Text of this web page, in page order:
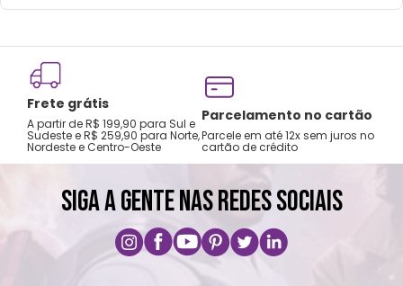
mochilas.
neutro.
Não recomendado colocar no freezer.
Não vai ao micro-ondas.
Não utilizar produtos químicos e abrasivos.
Frete grátis
A partir de R$ 199,90 para Sul e
Sudeste e R$ 259,90 para Norte,
Nordeste e Centro-Oeste
Parcelamento no cartão
Parcele em até 12x sem juros no
cartão de crédito
SIGA A GENTE NAS REDES SOCIAIS